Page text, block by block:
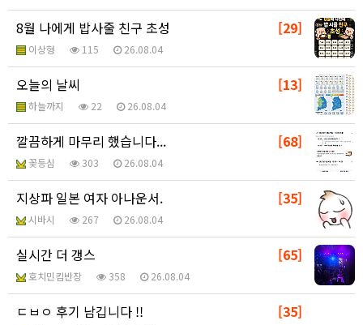
[29]
8월 나에게 밥사줄 친구 초성
이상형 115 26.08.04
[13]
오늘의 날씨
하늘까지 22 26.08.04
[68]
깔끔하게 마무리 했습니다...
꽃등심 303 26.08.04
[35]
지상파 일본 여자 아나운서.
시바시 267 26.08.04
[65]
실시간 더 갱스
호치민킴반장 358 26.08.04
[35]
ㄷㅂㅇ 후기 남깁니다 !!